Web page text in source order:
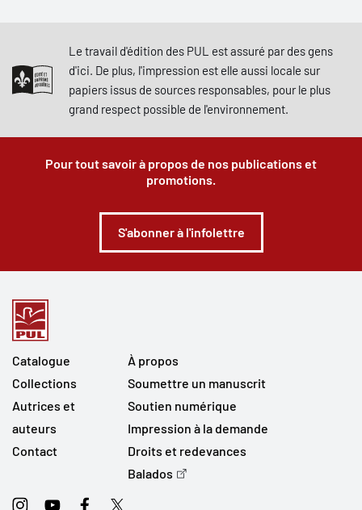
Le travail d'édition des PUL est assuré par des gens
d'ici. De plus, l'impression est elle aussi locale sur
papiers issus de sources responsables, pour le plus
grand respect possible de l'environnement.
Pour tout savoir à propos de nos publications et
promotions.
S'abonner à l'infolettre
Catalogue
Collections
Autrices et
auteurs
Contact
À propos
Soumettre un manuscrit
Soutien numérique
Impression à la demande
Droits et redevances
Balados